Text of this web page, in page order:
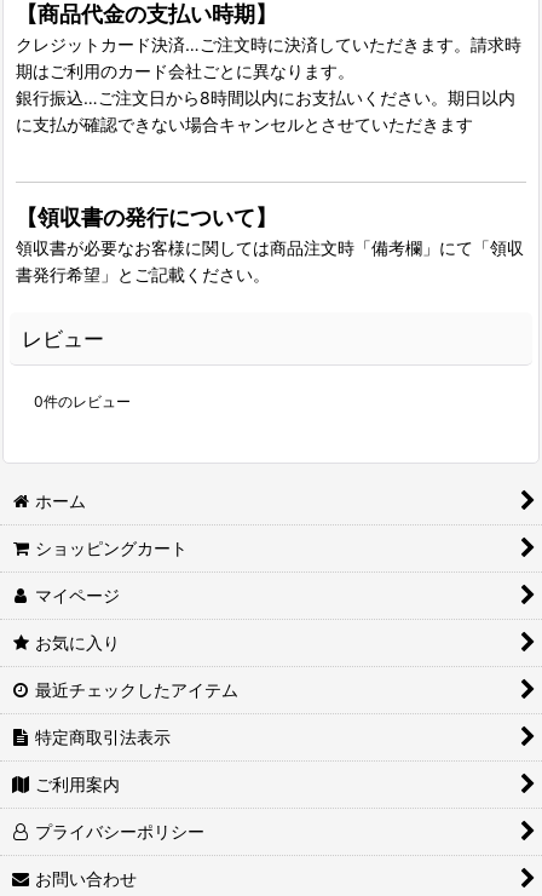
【商品代金の支払い時期】
クレジットカード決済…ご注文時に決済していただきます。請求時
期はご利用のカード会社ごとに異なります。
銀行振込…ご注文日から8時間以内にお支払いください。期日以内
に支払が確認できない場合キャンセルとさせていただきます
【領収書の発行について】
領収書が必要なお客様に関しては商品注文時「備考欄」にて「領収
書発行希望」とご記載ください。
レビュー
0件のレビュー
ホーム
ショッピングカート
マイページ
お気に入り
最近チェックしたアイテム
特定商取引法表示
ご利用案内
プライバシーポリシー
お問い合わせ